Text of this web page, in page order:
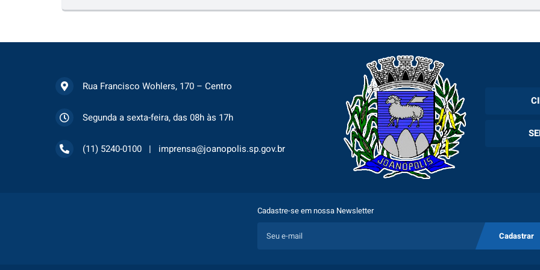
Rua Francisco Wohlers, 170 – Centro
Segunda a sexta-feira, das 08h às 17h
(11) 5240-0100 imprensa@joanopolis.sp.gov.br
Cadastre-se em nossa Newsletter
Cadastrar